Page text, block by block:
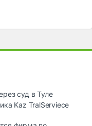
суд в Туле
Kaz TralServiece